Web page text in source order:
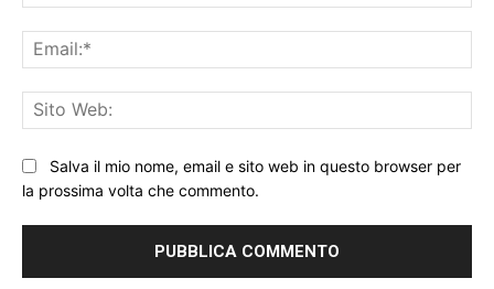
Salva il mio nome, email e sito web in questo browser per
la prossima volta che commento.